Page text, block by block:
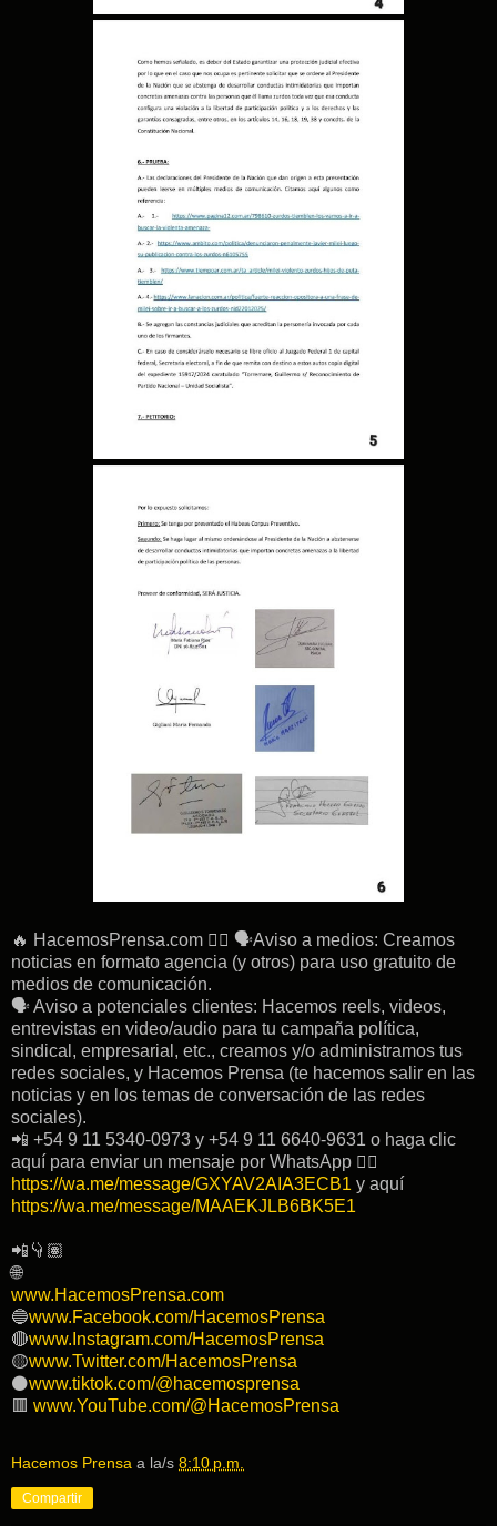
🔥 HacemosPrensa.com 👉🏽 🗣Aviso a medios: Creamos
noticias en formato agencia (y otros) para uso gratuito de
medios de comunicación.
🗣 Aviso a potenciales clientes: Hacemos reels, videos,
entrevistas en video/audio para tu campaña política,
sindical, empresarial, etc., creamos y/o administramos tus
redes sociales, y Hacemos Prensa (te hacemos salir en las
noticias y en los temas de conversación de las redes
sociales).
📲 +54 9 11 5340-0973 y +54 9 11 6640-9631 o haga clic
aquí para enviar un mensaje por WhatsApp 👉🏽
https://wa.me/message/GXYAV2AIA3ECB1 y aquí
https://wa.me/message/MAAEKJLB6BK5E1
📲👇🏽
🌐
www.HacemosPrensa.com
🔵www.Facebook.com/HacemosPrensa
🔴www.Instagram.com/HacemosPrensa
🟡www.Twitter.com/HacemosPrensa
⚫️www.tiktok.com/@hacemosprensa
🟥 www.YouTube.com/@HacemosPrensa
Hacemos Prensa a la/s 8:10 p.m.
Compartir